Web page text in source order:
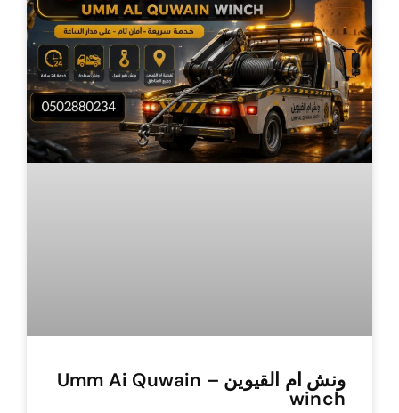
ونش ام القيوين – Umm Ai Quwain
winch